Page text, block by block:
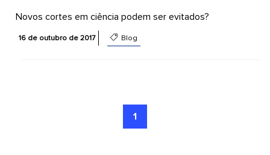
Novos cortes em ciência podem ser evitados?
16 de outubro de 2017 Blog
1